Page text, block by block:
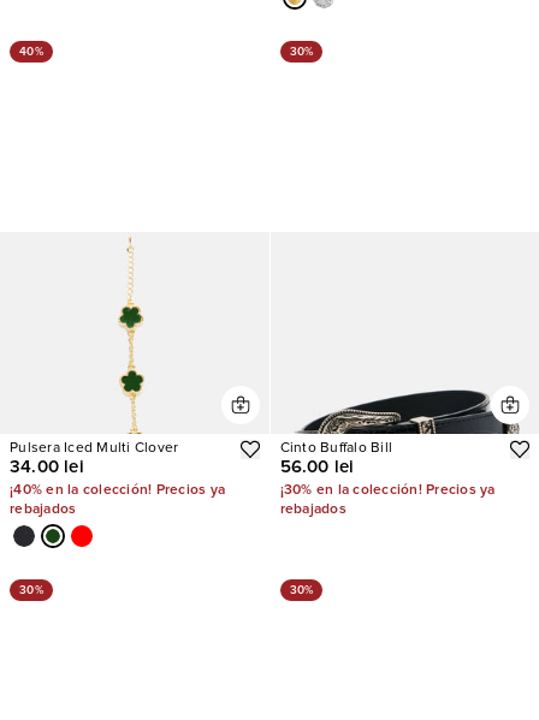
40%
Pulsera Iced Multi Clover
34.00 lei
¡40% en la colección! Precios ya
rebajados
30%
Cinto Buffalo Bill
56.00 lei
¡30% en la colección! Precios ya
rebajados
30% 30%